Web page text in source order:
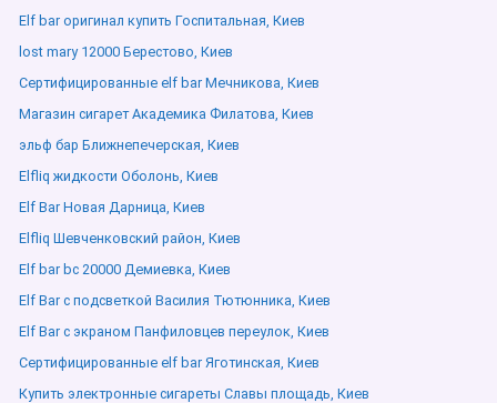
Elf bar оригинал купить Госпитальная, Киев
lost mary 12000 Берестово, Киев
Сертифицированные elf bar Мечникова, Киев
Магазин сигарет Академика Филатова, Киев
эльф бар Ближнепечерская, Киев
Elfliq жидкости Оболонь, Киев
Elf Bar Новая Дарница, Киев
Elfliq Шевченковский район, Киев
Elf bar bc 20000 Демиевка, Киев
Elf Bar с подсветкой Василия Тютюнника, Киев
Elf Bar с экраном Панфиловцев переулок, Киев
Сертифицированные elf bar Яготинская, Киев
Купить электронные сигареты Славы площадь, Киев